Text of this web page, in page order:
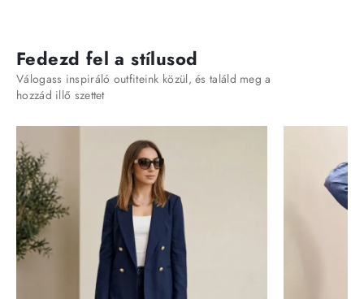
Fedezd fel a stílusod
Válogass inspiráló outfiteink közül, és találd meg a
hozzád illő szettet